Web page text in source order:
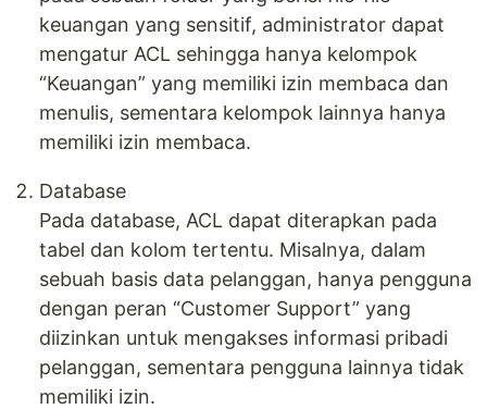
keuangan yang sensitif, administrator dapat
mengatur ACL sehingga hanya kelompok
“Keuangan” yang memiliki izin membaca dan
menulis, sementara kelompok lainnya hanya
memiliki izin membaca.
Database
Pada database, ACL dapat diterapkan pada
tabel dan kolom tertentu. Misalnya, dalam
sebuah basis data pelanggan, hanya pengguna
dengan peran “Customer Support” yang
diizinkan untuk mengakses informasi pribadi
pelanggan, sementara pengguna lainnya tidak
memiliki izin.